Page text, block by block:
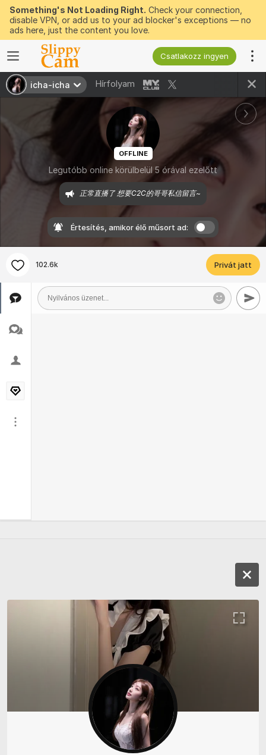
Something's Not Loading Right. Check your connection,
disable VPN, or add us to your ad blocker's exceptions — no
ads here, just the content you love.
Csatlakozz ingyen
icha-icha Hírfolyam
OFFLINE
Legutóbb online körülbelül 5 órával ezelőtt
正常直播了 想要C2C的哥哥私信留言~
Értesítés, amikor élő műsort ad:
102.6k Privát jatt